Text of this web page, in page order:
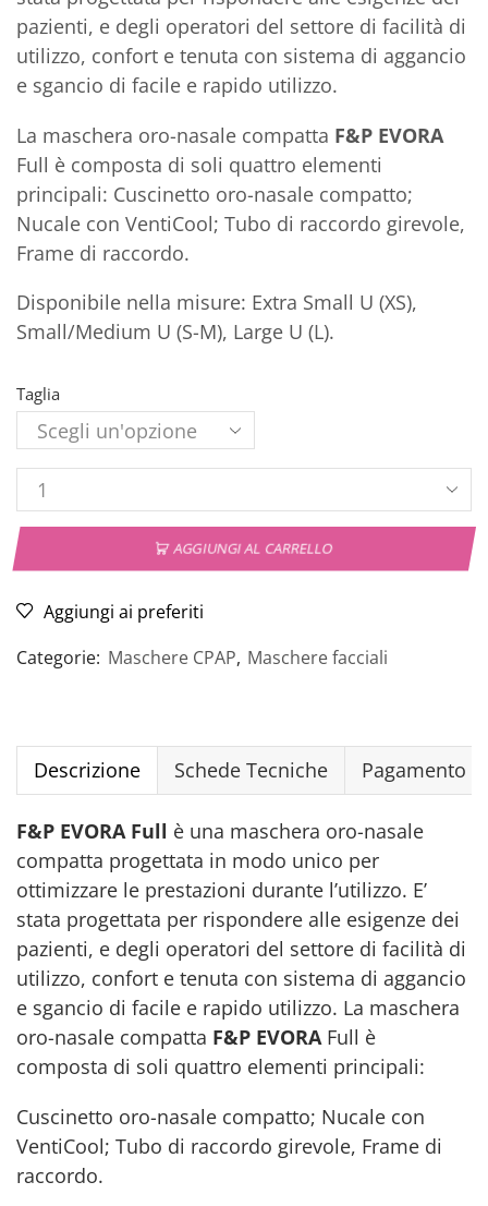
pazienti, e degli operatori del settore di facilità di
utilizzo, confort e tenuta con sistema di aggancio
e sgancio di facile e rapido utilizzo.
La maschera oro-nasale compatta F&P EVORA
Full è composta di soli quattro elementi
principali: Cuscinetto oro-nasale compatto;
Nucale con VentiCool; Tubo di raccordo girevole,
Frame di raccordo.
Disponibile nella misure: Extra Small U (XS),
Small/Medium U (S-M), Large U (L).
Taglia
AGGIUNGI AL CARRELLO
Aggiungi ai preferiti
Categorie: Maschere CPAP, Maschere facciali
Descrizione Schede Tecniche Pagamento
F&P EVORA Full è una maschera oro-nasale
compatta progettata in modo unico per
ottimizzare le prestazioni durante l’utilizzo. E’
stata progettata per rispondere alle esigenze dei
pazienti, e degli operatori del settore di facilità di
utilizzo, confort e tenuta con sistema di aggancio
e sgancio di facile e rapido utilizzo. La maschera
oro-nasale compatta F&P EVORAFull è
composta di soli quattro elementi principali:
Cuscinetto oro-nasale compatto; Nucale con
VentiCool; Tubo di raccordo girevole, Frame di
raccordo.